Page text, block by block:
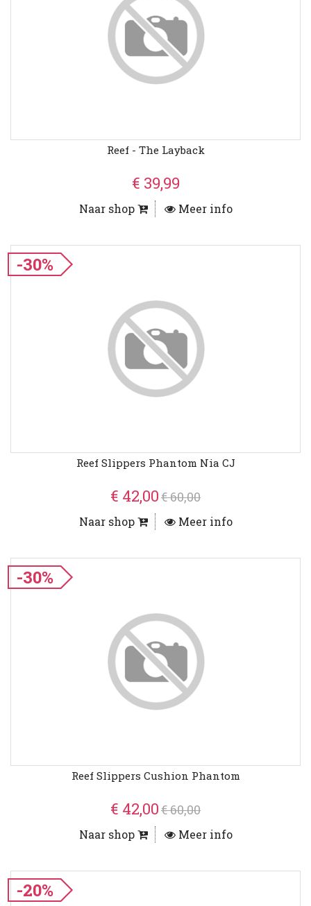
Reef - The Layback
€ 39,99
Naar shop Meer info
-30%
Reef Slippers Phantom Nia CJ
€ 42,00€ 60,00
Naar shop Meer info
-30%
Reef Slippers Cushion Phantom
€ 42,00€ 60,00
Naar shop Meer info
-20%